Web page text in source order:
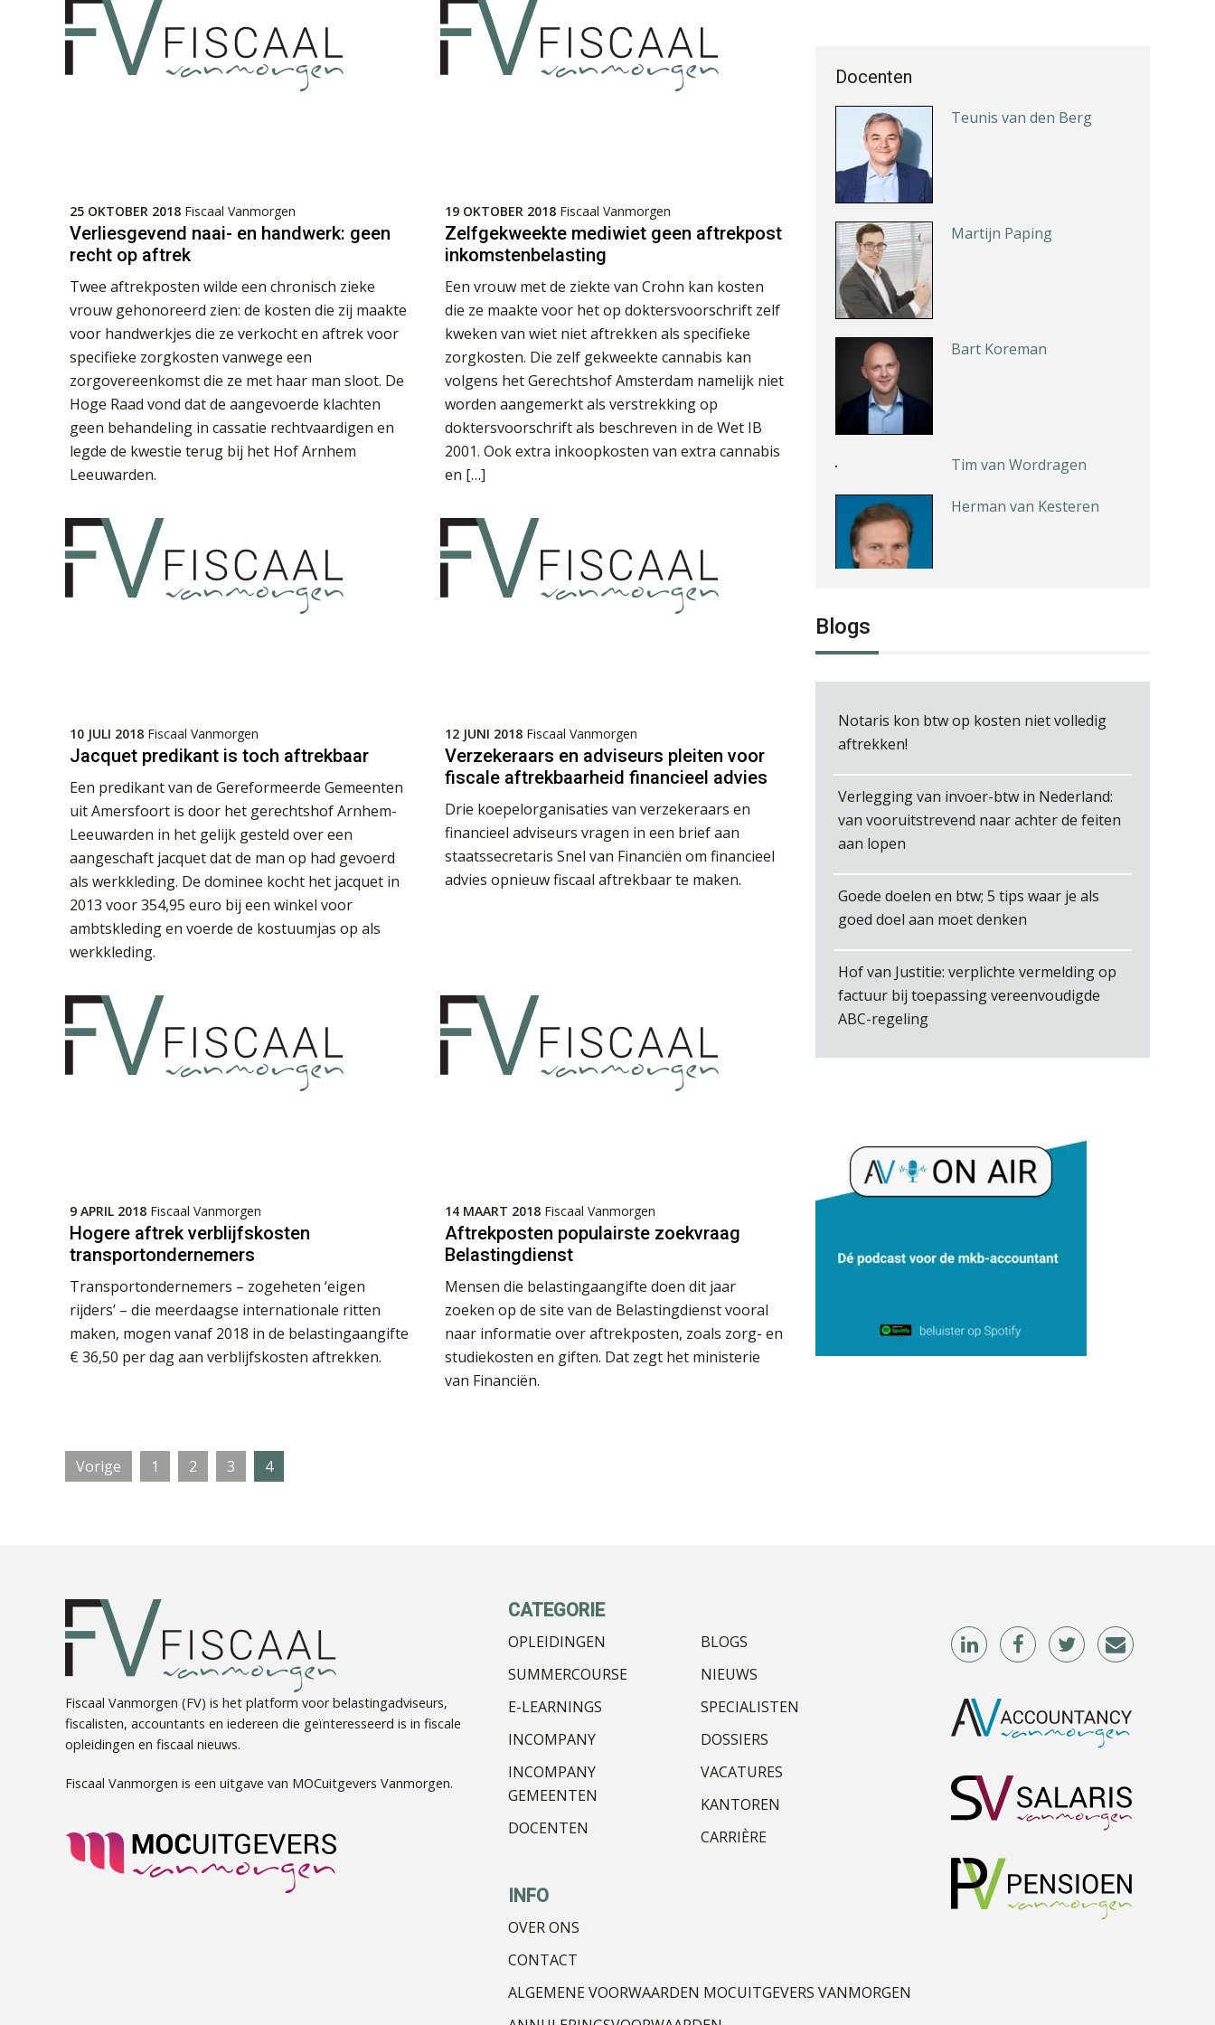
25 OKTOBER 2018 Fiscaal Vanmorgen
Verliesgevend naai- en handwerk: geen
recht op aftrek
Twee aftrekposten wilde een chronisch zieke
vrouw gehonoreerd zien: de kosten die zij maakte
voor handwerkjes die ze verkocht en aftrek voor
specifieke zorgkosten vanwege een
zorgovereenkomst die ze met haar man sloot. De
Hoge Raad vond dat de aangevoerde klachten
geen behandeling in cassatie rechtvaardigen en
legde de kwestie terug bij het Hof Arnhem
Leeuwarden.
19 OKTOBER 2018 Fiscaal Vanmorgen
Zelfgekweekte mediwiet geen aftrekpost
inkomstenbelasting
Een vrouw met de ziekte van Crohn kan kosten
die ze maakte voor het op doktersvoorschrift zelf
kweken van wiet niet aftrekken als specifieke
zorgkosten. Die zelf gekweekte cannabis kan
volgens het Gerechtshof Amsterdam namelijk niet
worden aangemerkt als verstrekking op
doktersvoorschrift als beschreven in de Wet IB
2001. Ook extra inkoopkosten van extra cannabis
en […]
10 JULI 2018 Fiscaal Vanmorgen
Jacquet predikant is toch aftrekbaar
Een predikant van de Gereformeerde Gemeenten
uit Amersfoort is door het gerechtshof Arnhem-
Leeuwarden in het gelijk gesteld over een
aangeschaft jacquet dat de man op had gevoerd
als werkkleding. De dominee kocht het jacquet in
2013 voor 354,95 euro bij een winkel voor
ambtskleding en voerde de kostuumjas op als
werkkleding.
12 JUNI 2018 Fiscaal Vanmorgen
Verzekeraars en adviseurs pleiten voor
fiscale aftrekbaarheid financieel advies
Drie koepelorganisaties van verzekeraars en
financieel adviseurs vragen in een brief aan
staatssecretaris Snel van Financiën om financieel
advies opnieuw fiscaal aftrekbaar te maken.
9 APRIL 2018 Fiscaal Vanmorgen
Hogere aftrek verblijfskosten
transportondernemers
Transportondernemers – zogeheten ‘eigen
rijders’ – die meerdaagse internationale ritten
maken, mogen vanaf 2018 in de belastingaangifte
€ 36,50 per dag aan verblijfskosten aftrekken.
14 MAART 2018 Fiscaal Vanmorgen
Aftrekposten populairste zoekvraag
Belastingdienst
Mensen die belastingaangifte doen dit jaar
zoeken op de site van de Belastingdienst vooral
naar informatie over aftrekposten, zoals zorg- en
studiekosten en giften. Dat zegt het ministerie
van Financiën.
Vorige Pagina
1 Pagina
2 Pagina
3 Pagina
4
Docenten
Teunis van den Berg
Martijn Paping
Bart Koreman
Tim van Wordragen
Herman van Kesteren
Ron Mulder
Daan van Antwerpen
Winfred Merkus
Kees Beishuizen
Almer de Beer
Blogs
Notaris kon btw op kosten niet volledig
aftrekken!
Verlegging van invoer-btw in Nederland:
van vooruitstrevend naar achter de feiten
aan lopen
Goede doelen en btw; 5 tips waar je als
goed doel aan moet denken
Hof van Justitie: verplichte vermelding op
factuur bij toepassing vereenvoudigde
ABC-regeling
Fiscaal Vanmorgen (FV) is het platform voor belastingadviseurs,
fiscalisten, accountants en iedereen die geïnteresseerd is in fiscale
opleidingen en fiscaal nieuws.
Fiscaal Vanmorgen is een uitgave van MOCuitgevers Vanmorgen.
CATEGORIE
OPLEIDINGEN
SUMMERCOURSE
E-LEARNINGS
INCOMPANY
INCOMPANY
GEMEENTEN
DOCENTEN
BLOGS
NIEUWS
SPECIALISTEN
DOSSIERS
VACATURES
KANTOREN
CARRIÈRE
INFO
OVER ONS
CONTACT
ALGEMENE VOORWAARDEN MOCUITGEVERS VANMORGEN